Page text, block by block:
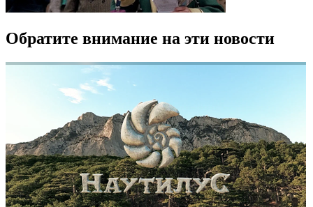
Обратите внимание на эти новости